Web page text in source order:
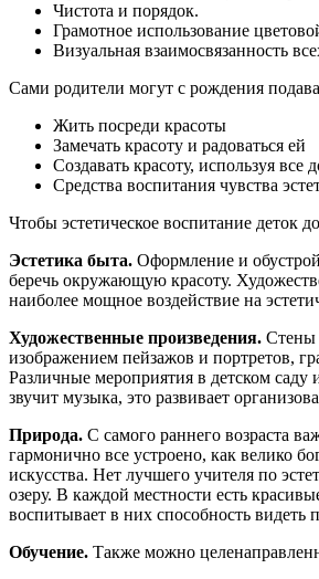
Чистота и порядок.
Грамотное использование
Визуальная взаимосвязанность
Сами родители могут с рождения
Жить посреди красоты
Замечать красоту и радоваться ей
Создавать красоту, используя все
Средства воспитания чувства
Чтобы эстетическое воспитание деток
Эстетика быта. Оформление и
беречь окружающую красоту.
наиболее мощное воздействие на
Художественные произведения. Стены
изображением пейзажов и портретов,
Различные мероприятия в детском саду
звучит музыка, это развивает
Природа. С самого раннего возраста
гармонично все устроено, как велико
искусства. Нет лучшего учителя по
озеру. В каждой местности есть
воспитывает в них способность видеть
Обучение. Также можно